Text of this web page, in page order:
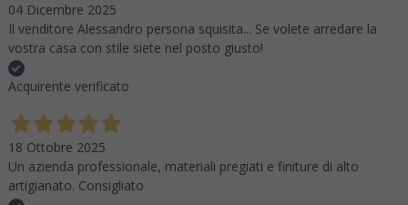
04 Dicembre 2025
Il venditore Alessandro persona squisita... Se volete arredare la
vostra casa con stile siete nel posto giusto!
Acquirente verificato
18 Ottobre 2025
Un azienda professionale, materiali pregiati e finiture di alto
artigianato. Consigliato